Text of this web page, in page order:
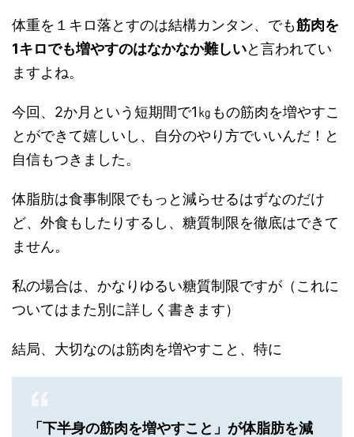
体重を１キロ落とすのは結構カンタン、でも筋肉を
1キロでも増やすのはなかなか難しいと言われてい
ますよね。
今回、2か月という短期間で1㎏もの筋肉を増やすこ
とができて嬉しいし、自分のやり方でいいんだ！と
自信もつきました。
体脂肪は食事制限でもっと減らせるはずなのだけ
ど、外食もしたりするし、糖質制限を徹底はできて
ません。
私の場合は、かなりゆるい糖質制限ですが（これに
ついてはまた別に詳しく書きます）
結局、大切なのは筋肉を増やすこと、特に
「下半身の筋肉を増やすこと」が体脂肪を減